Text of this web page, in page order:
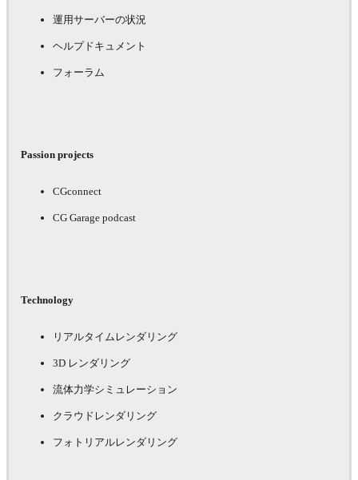
運用サーバーの状況
ヘルプドキュメント
フォーラム
Passion projects
CGconnect
CG Garage podcast
Technology
リアルタイムレンダリング
3D レンダリング
流体力学シミュレーション
クラウドレンダリング
フォトリアルレンダリング